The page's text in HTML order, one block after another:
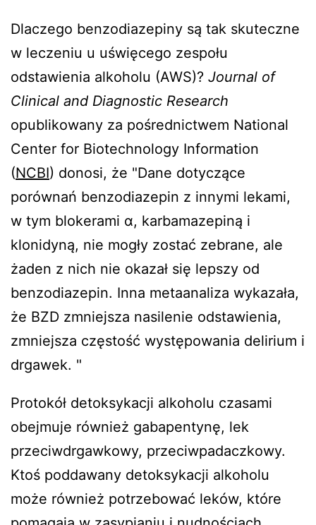
Dlaczego benzodiazepiny są tak skuteczne
w leczeniu u uświęcego zespołu
odstawienia alkoholu (AWS)? Journal of
Clinical and Diagnostic Research
opublikowany za pośrednictwem National
Center for Biotechnology Information
(NCBI) donosi, że "Dane dotyczące
porównań benzodiazepin z innymi lekami,
w tym blokerami α, karbamazepiną i
klonidyną, nie mogły zostać zebrane, ale
żaden z nich nie okazał się lepszy od
benzodiazepin. Inna metaanaliza wykazała,
że BZD zmniejsza nasilenie odstawienia,
zmniejsza częstość występowania delirium i
drgawek. "
Protokół detoksykacji alkoholu czasami
obejmuje również gabapentynę, lek
przeciwdrgawkowy, przeciwpadaczkowy.
Ktoś poddawany detoksykacji alkoholu
może również potrzebować leków, które